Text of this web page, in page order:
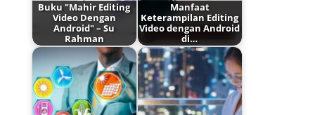
Buku "Mahir Editing
Video Dengan
Android" – Su
Rahman
Manfaat
Keterampilan Editing
Video dengan Android
di…